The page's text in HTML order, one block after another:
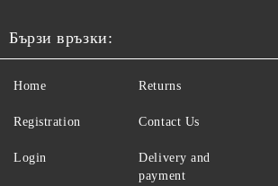
Бързи връзки:
Home
Registration
Login
Returns
Contact Us
Delivery and
payment